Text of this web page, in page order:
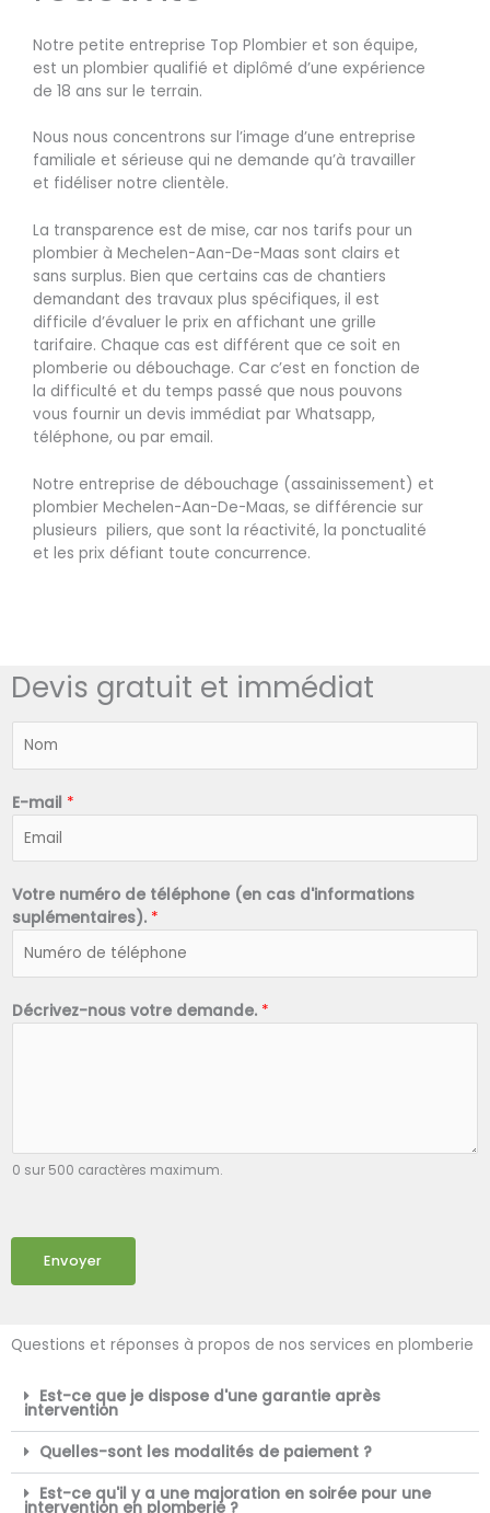
Notre petite entreprise Top Plombier et son équipe,
est un plombier qualifié et diplômé d’une expérience
de 18 ans sur le terrain.
Nous nous concentrons sur l’image d’une entreprise
familiale et sérieuse qui ne demande qu’à travailler
et fidéliser notre clientèle.
La transparence est de mise, car nos tarifs pour un
plombier à Mechelen-Aan-De-Maas sont clairs et
sans surplus. Bien que certains cas de chantiers
demandant des travaux plus spécifiques, il est
difficile d’évaluer le prix en affichant une grille
tarifaire. Chaque cas est différent que ce soit en
plomberie ou débouchage. Car c’est en fonction de
la difficulté et du temps passé que nous pouvons
vous fournir un devis immédiat par Whatsapp,
téléphone, ou par email.
Notre entreprise de débouchage (assainissement) et
plombier Mechelen-Aan-De-Maas, se différencie sur
plusieurs piliers, que sont la réactivité, la ponctualité
et les prix défiant toute concurrence.
Devis gratuit et immédiat
*
E-mail *
Votre numéro de téléphone (en cas d'informations
suplémentaires). *
Décrivez-nous votre demande. *
0 sur 500 caractères maximum.
Envoyer
Questions et réponses à propos de nos services en plomberie
Est-ce que je dispose d'une garantie après
intervention
Quelles-sont les modalités de paiement ?
Est-ce qu'il y a une majoration en soirée pour une
intervention en plomberie ?